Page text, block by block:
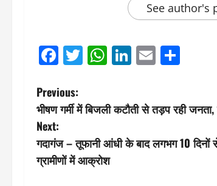
See author's
Facebook
Twitter
WhatsApp
LinkedIn
Email
P
o
s
t
Previous:
भीषण गर्मी में बिजली कटौती से तड़प रही
Next:
गदागंज – तूफानी आंधी के बाद लगभग 10
ग्रामीणों में आक्रोश